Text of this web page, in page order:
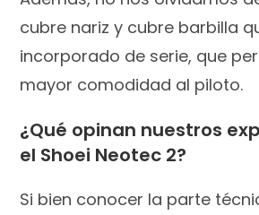
cubre nariz y cubre barbilla
incorporado de serie, que
mayor comodidad al piloto.
¿Qué opinan nuestros
el Shoei Neotec 2?
Si bien conocer la parte